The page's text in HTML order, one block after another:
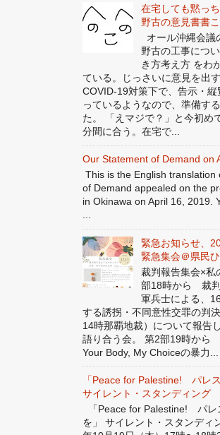
在宅しても黙っ
野古の意見書書
オール沖縄会議
野古の工事につ
き方考え方 をわ
ている。じっさいに意見を出す
COVID-19対策下で、告示・縦
っているようなので、準備す
た。 「えマジで？」と今初め
分間に合う。在宅で...
Our Statement of Demand on
This is the English translation
of Demand appealed on the
in Okinawa on April 16, 2019.
緊急お知らせ、
緊急集会＠県民
裁判報告集会×私
部18時から 裁
軍兵士による、
する誘拐・不同意性交罪の判
14時那覇地裁）について報告
語り合う会。 第2部19時から
Your Body, My Choiceの暴力...
「Peace for Palestine! パレ
サイレント・スタンディング
「Peace for Palestine! パレ
を」 サイレント・スタンディ